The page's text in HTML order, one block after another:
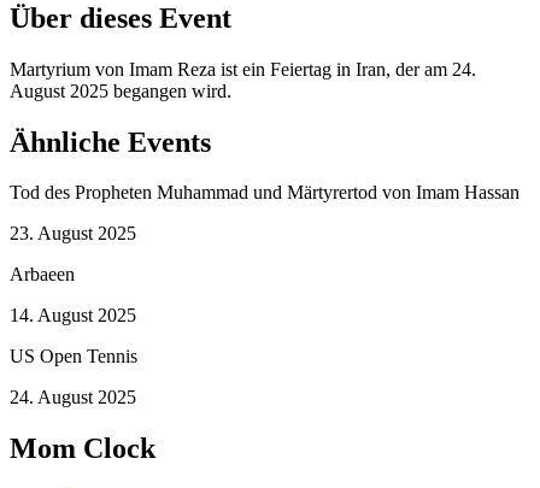
Über dieses Event
Martyrium von Imam Reza ist ein Feiertag in Iran, der am 24.
August 2025 begangen wird.
Ähnliche Events
Tod des Propheten Muhammad und Märtyrertod von Imam Hassan
23. August 2025
Arbaeen
14. August 2025
US Open Tennis
24. August 2025
Mom Clock